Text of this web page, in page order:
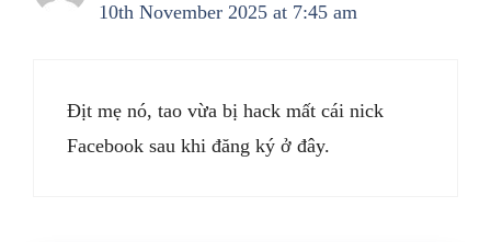
10th November 2025 at 7:45 am
Địt mẹ nó, tao vừa bị hack mất cái nick
Facebook sau khi đăng ký ở đây.